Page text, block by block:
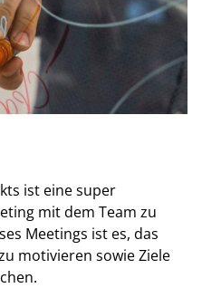
ist eine super
mit dem Team zu
Meetings ist es, das
motivieren sowie Ziele